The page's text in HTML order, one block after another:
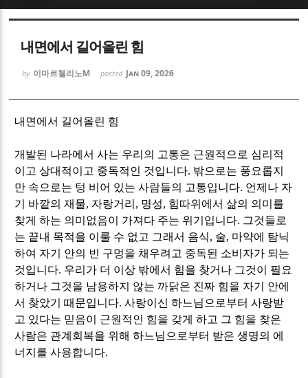
내면에서 길어올린 힘
by 이마르첼리노M posted Jan 09, 2026
내면에서 길어올린 힘
개발된 나라에서 사는 우리의 고통은 근원적으로 심리적
이고 상대적이고 중독적인 것입니다. 밖으로는 풍요롭지
만 속으로는 텅 비어 있는 사람들의 고통입니다. 언제나 자
기 바깥의 재물, 자랑거리 , 명성, 힘따위에서 삶의 의미를
찾게 하는 의미없음이 가져다 주는 위기입니다. 그것들로
는 끝내 목적을 이룰 수 없고 그래서 음식, 술, 마약에 탐닉
하여 자기 안의 빈 구멍을 채우려고 중독된 소비자가 되는
것입니다. 우리가 더 이상 밖에서 힘을 찾거나 그것이 필요
하거나 그것을 남용하지 않는 까닭은 진짜 힘을 자기 안에
서 찾았기 때문입니다.사랑이신 하느님으로부터 사랑받
고 있다는 믿음이 근원적인 힘을 갖게 하고 그 힘을 찾은
사람은 관계회복을 위해 하느님으로부터 받은 생명의 에
너지를 사용합니다.
Sketchbook5, 스케치북5
Sketchbook5, 스케치북5
Sketchbook5, 스케치북5
Sketchbook5, 스케치북5